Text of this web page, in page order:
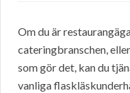
Om du är
cateringbranschen,
som gör det, kan du
vanliga